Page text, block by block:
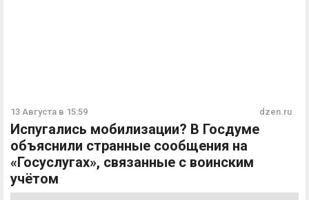
13 Августа в 15:59 dzen.ru
Испугались мобилизации? В Госдуме
объяснили странные сообщения на
«Госуслугах», связанные с воинским
учётом